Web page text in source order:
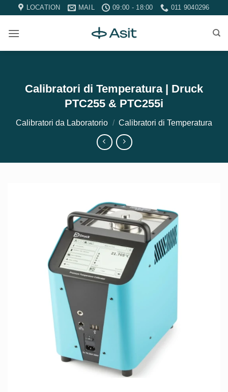
contenuti
LOCATION MAIL 09:00 - 18:00 011 9040296
Calibratori di Temperatura | Druck
PTC255 & PTC255i
Calibratori da Laboratorio / Calibratori di Temperatura